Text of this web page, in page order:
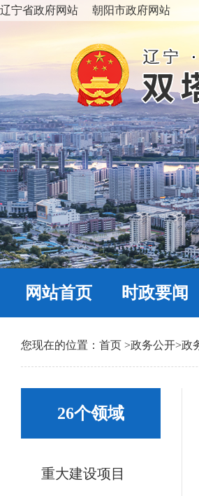
辽宁省政府网站 朝阳市政府网站
网站首页 时政要闻
您现在的位置： 首页 >政务公开>政
26个领域
重大建设项目